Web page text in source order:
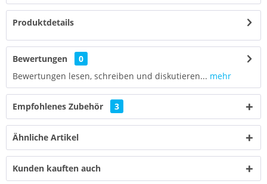
Produktdetails
Bewertungen
0
Bewertungen lesen, schreiben und diskutieren... mehr
Empfohlenes Zubehör 3
Ähnliche Artikel
Kunden kauften auch